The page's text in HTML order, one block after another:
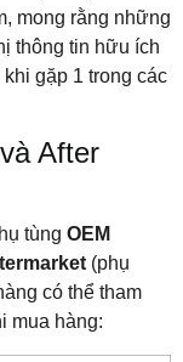
mong rằng những
thông tin hữu ích
gặp 1 trong các
After
tùng OEM
(phụ
có thể tham
mua hàng: